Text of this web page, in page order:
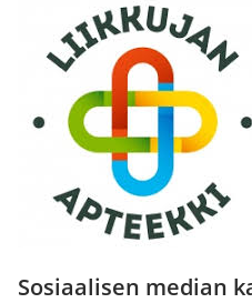
Sosiaalisen median